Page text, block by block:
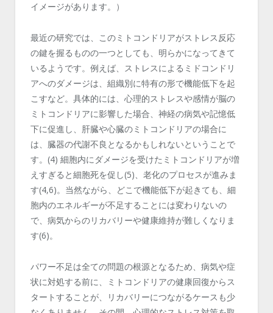
イメージがあります。）
最近の研究では、このミトコンドリアがストレス反応
の鍵を握るものの一つとしても、明らかになってきて
いるようです。例えば、ストレスによるミドコンドリ
アへのダメージは、組織別に特有の形で機能低下を起
こすなど。具体的には、心理的ストレスや感情が脳の
ミトコンドリアに影響した場合、神経の病気や記憶低
下に促進し、肝臓や心臓のミトコンドリアの場合に
は、臓器の代謝不良となるかもしれないということで
す。(4) 細胞内にダメージを受けたミトコンドリアが増
えすぎると細胞死を促し(5)、老化のプロセスが進みま
す(4,6)。当然ながら、どこで機能低下が起きても、細
胞内のエネルギーが不足することには変わりないの
で、病気からのリカバリーや健康維持が難しくなりま
す(6)。
パワー不足は全ての問題の根源となるため、病気や症
状に対処する前に、ミトコンドリアの健康回復からス
タートすることが、リカバリーにつながるケースも少